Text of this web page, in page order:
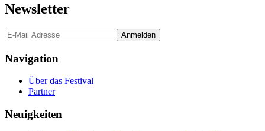
Newsletter
Navigation
Über das Festival
Partner
Neuigkeiten